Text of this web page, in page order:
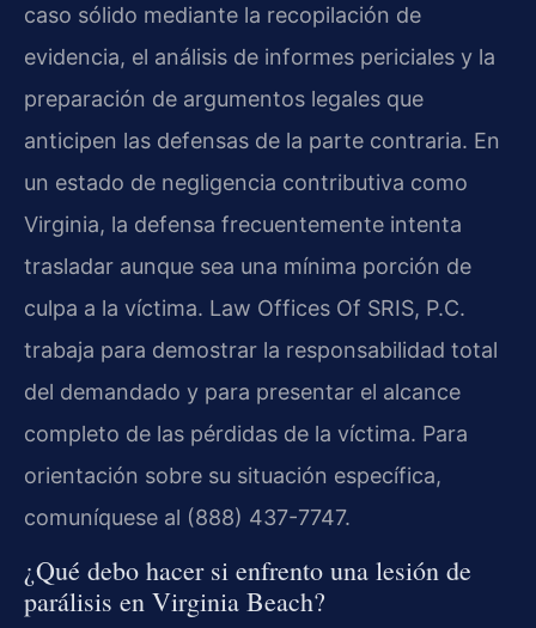
caso sólido mediante la recopilación de
evidencia, el análisis de informes periciales y la
preparación de argumentos legales que
anticipen las defensas de la parte contraria. En
un estado de negligencia contributiva como
Virginia, la defensa frecuentemente intenta
trasladar aunque sea una mínima porción de
culpa a la víctima. Law Offices Of SRIS, P.C.
trabaja para demostrar la responsabilidad total
del demandado y para presentar el alcance
completo de las pérdidas de la víctima. Para
orientación sobre su situación específica,
comuníquese al (888) 437-7747.
¿Qué debo hacer si enfrento una lesión de
parálisis en Virginia Beach?